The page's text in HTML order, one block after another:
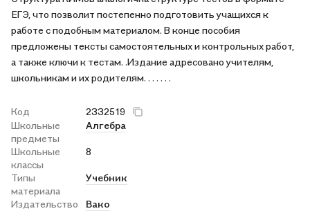
ЕГЭ, что позволит постепенно подготовить учащихся к
работе с подобным материалом. В конце пособия
предложены тексты самостоятельных и контрольных работ,
а также ключи к тестам. .Издание адресовано учителям,
школьникам и их родителям. . . . . . .
Код
2332519
Школьные
предметы
Алгебра
Школьные
классы
8
Типы
материала
Учебник
Издательство
Вако